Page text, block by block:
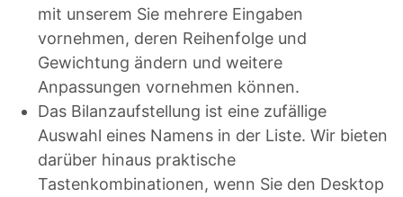
mit unserem Sie mehrere Eingaben
vornehmen, deren Reihenfolge und
Gewichtung ändern und weitere
Anpassungen vornehmen können.
Das Bilanzaufstellung ist eine zufällige
Auswahl eines Namens in der Liste. Wir bieten
darüber hinaus praktische
Tastenkombinationen, wenn Sie den Desktop